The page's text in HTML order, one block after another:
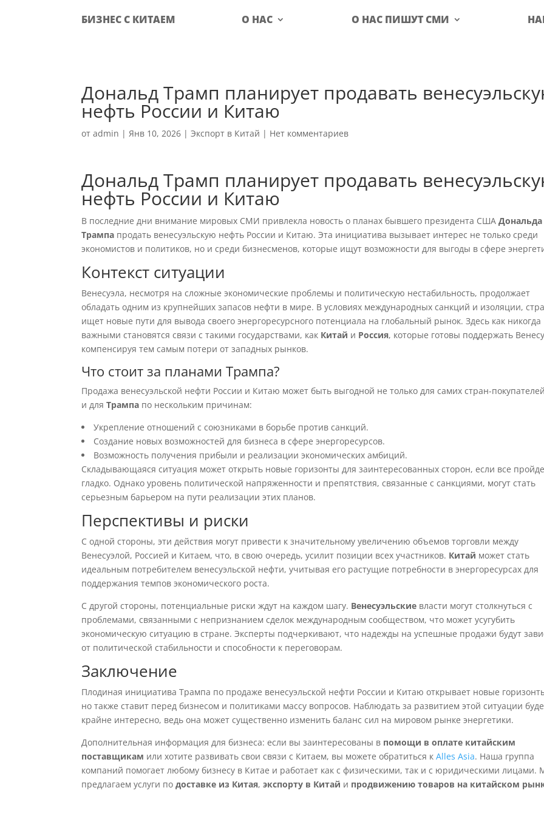
БИЗНЕС С КИТАЕМ О НАС О НАС ПИШУТ СМИ
Дональд Трамп планирует продавать
нефть России и Китаю
отadmin |Янв 10, 2026 |Экспорт в Китай | Нет комментариев
Дональд Трамп планирует продавать
нефть России и Китаю
В последние дни внимание мировых СМИ привлекла новость о планах бывшего президента СШАДональда
Трампа продать венесуэльскую нефть России и Китаю. Эта инициатива вызывает интерес не только среди
экономистов и политиков, но и среди бизнесменов, которые ищут возможности для выгоды в сфере
Контекст ситуации
Венесуэла, несмотря на сложные экономические проблемы и политическую нестабильность, продолжает
обладать одним из крупнейших запасов нефти в мире. В условиях международных санкций и изоляции,
ищет новые пути для вывода своего энергоресурсного потенциала на глобальный рынок. Здесь как никогда
важными становятся связи с такими государствами, как Китай и Россия, которые готовы поддержать
компенсируя тем самым потери от западных рынков.
Что стоит за планами Трампа?
Продажа венесуэльской нефти России и Китаю может быть выгодной не только для самих стран-
и дляТрампа по нескольким причинам:
Укрепление отношений с союзниками в борьбе против санкций.
Создание новых возможностей для бизнеса в сфере энергоресурсов.
Возможность получения прибыли и реализации экономических амбиций.
Складывающаяся ситуация может открыть новые горизонты для заинтересованных сторон, если все
гладко. Однако уровень политической напряженности и препятствия, связанные с санкциями, могут стать
серьезным барьером на пути реализации этих планов.
Перспективы и риски
С одной стороны, эти действия могут привести к значительному увеличению объемов торговли между
Венесуэлой, Россией и Китаем, что, в свою очередь, усилит позиции всех участников. Китай может стать
идеальным потребителем венесуэльской нефти, учитывая его растущие потребности в энергоресурсах для
поддержания темпов экономического роста.
С другой стороны, потенциальные риски ждут на каждом шагу. Венесуэльские власти могут столкнуться с
проблемами, связанными с непризнанием сделок международным сообществом, что может усугубить
экономическую ситуацию в стране. Эксперты подчеркивают, что надежды на успешные продажи будут
от политической стабильности и способности к переговорам.
Заключение
Плодиная инициатива Трампа по продаже венесуэльской нефти России и Китаю открывает новые
но также ставит перед бизнесом и политиками массу вопросов. Наблюдать за развитием этой ситуации
крайне интересно, ведь она может существенно изменить баланс сил на мировом рынке энергетики.
Дополнительная информация для бизнеса: если вы заинтересованы в помощи в оплате китайским
поставщикам или хотите развивать свои связи с Китаем, вы можете обратиться кAlles Asia. Наша группа
компаний помогает любому бизнесу в Китае и работает как с физическими, так и с юридическими лицами.
предлагаем услуги подоставке из Китая,экспорту в Китай и продвижению товаров на китайском